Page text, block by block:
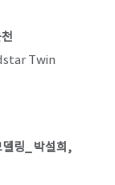
Twin
델링_ 박설희,